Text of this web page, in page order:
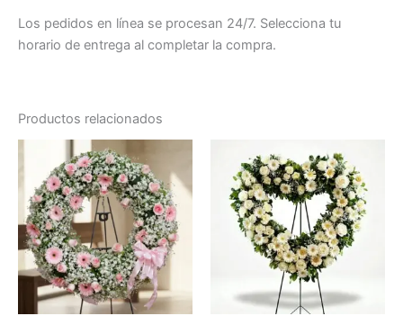
Los pedidos en línea se procesan 24/7. Selecciona tu
horario de entrega al completar la compra.
Productos relacionados